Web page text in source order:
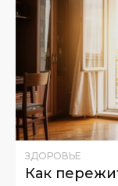
ЗДОРОВЬЕ
Как